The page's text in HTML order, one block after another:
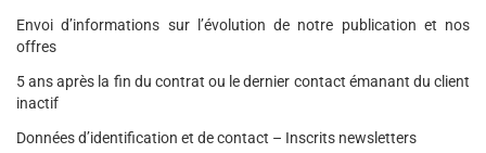
Envoi d’informations sur l’évolution de notre publication et nos
offres
5 ans après la fin du contrat ou le dernier contact émanant du client
inactif
Données d’identification et de contact – Inscrits newsletters